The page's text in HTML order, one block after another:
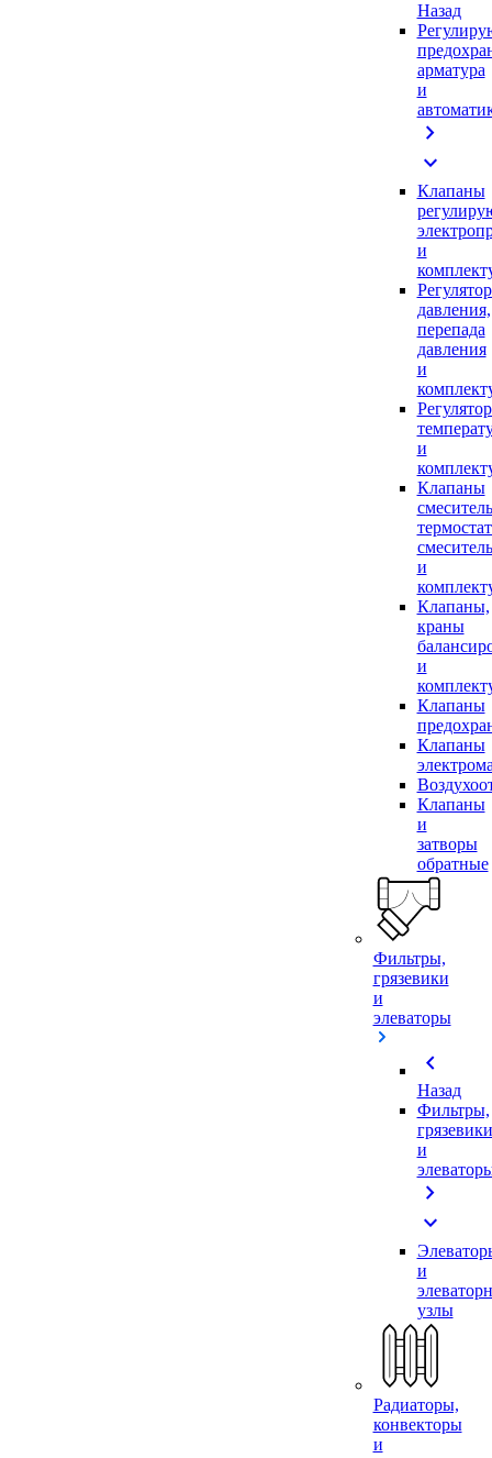
Назад
арматура
и
chevron_right
expand_more
Клапаны
и
давления,
перепада
давления
и
и
Клапаны
и
Клапаны,
краны
и
Клапаны
Клапаны
Клапаны
и
затворы
обратные
Фильтры,
грязевики
и
элеваторы
chevron_left
Назад
Фильтры,
грязевики
и
chevron_right
expand_more
и
узлы
Радиаторы,
конвекторы
и